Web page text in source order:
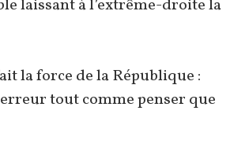
laissant à l’extrême-droite la
la force de la République :
tout comme penser que